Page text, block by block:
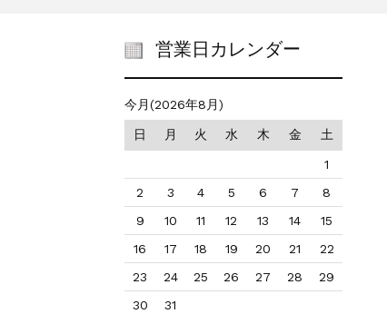
営業日カレンダー
今月(2026年8月)
日 月 火 水 木 金 土
1
2
3 4 5 6 7
8
9
10 11 12 13 14
15
16
17 18 19 20 21
22
23
24 25 26 27 28
29
30
31